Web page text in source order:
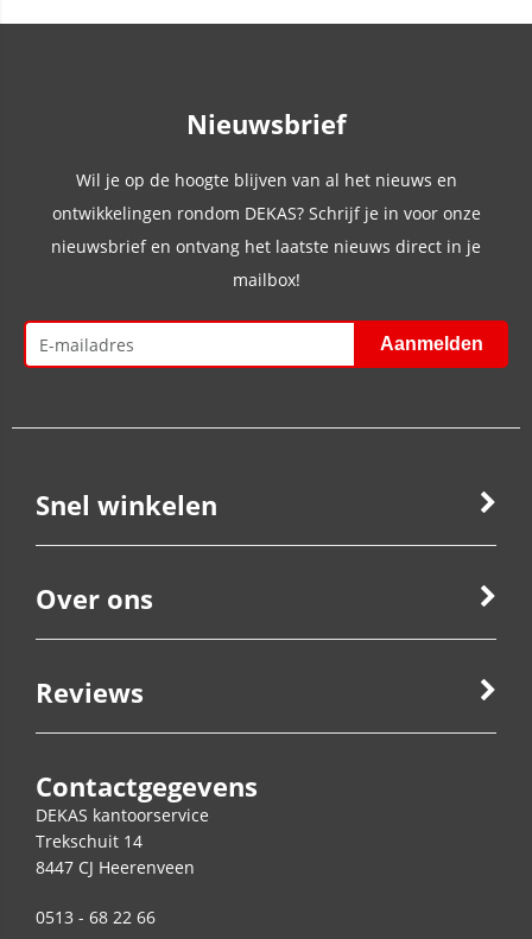
Nieuwsbrief
Wil je op de hoogte blijven van al het nieuws en
ontwikkelingen rondom DEKAS? Schrijf je in voor onze
nieuwsbrief en ontvang het laatste nieuws direct in je
mailbox!
Snel winkelen
Over ons
Reviews
Contactgegevens
DEKAS kantoorservice
Trekschuit 14
8447 CJ Heerenveen
0513 - 68 22 66